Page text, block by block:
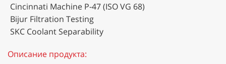
Cinсinnati Machine P-47 (ISO VG 68)
Bijur Filtration Testing
SKC Coolant Separability
Описание продукта: